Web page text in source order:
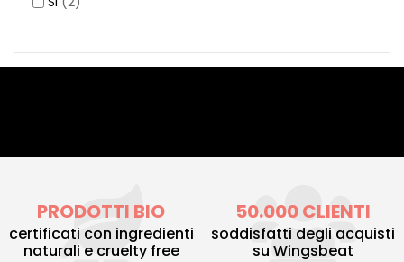
PRODOTTI BIO
certificati con ingredienti
naturali e cruelty free
50.000 CLIENTI
soddisfatti degli acquisti
su Wingsbeat